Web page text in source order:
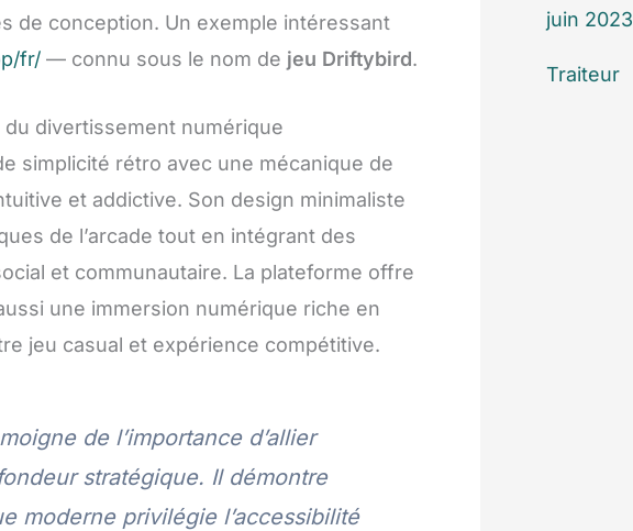
de conception. Un exemple intéressant
fr/ — connu sous le nom de jeu Driftybird.
divertissement numérique
simplicité rétro avec une mécanique de
et addictive. Son design minimaliste
de l’arcade tout en intégrant des
et communautaire. La plateforme offre
une immersion numérique riche en
jeu casual et expérience compétitive.
de l’importance d’allier
stratégique. Il démontre
moderne privilégie l’accessibilité
juin 2023
Traiteur